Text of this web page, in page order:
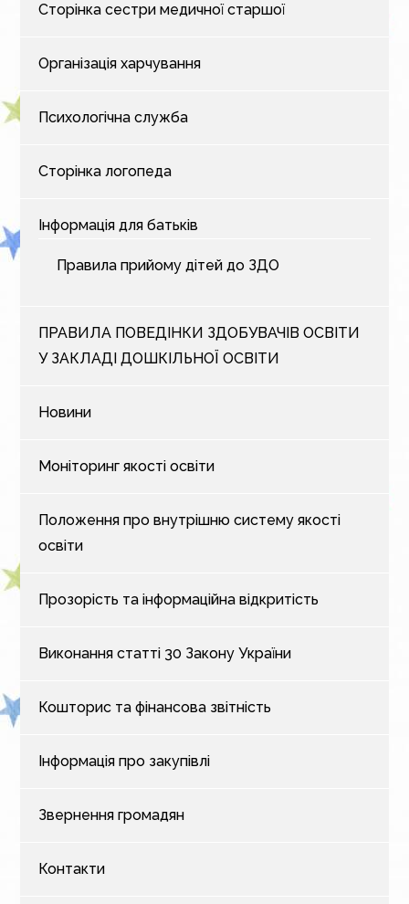
Сторінка сестри медичної старшої
Організація харчування
Психологічна служба
Сторінка логопеда
Інформація для батьків
Правила прийому дітей до ЗДО
ПРАВИЛА ПОВЕДІНКИ ЗДОБУВАЧІВ ОСВІТИ
У ЗАКЛАДІ ДОШКІЛЬНОЇ ОСВІТИ
Новини
Моніторинг якості освіти
Положення про внутрішню систему якості
освіти
Прозорість та інформаційна відкритість
Виконання статті 30 Закону України
Кошторис та фінансова звітність
Інформація про закупівлі
Звернення громадян
Контакти